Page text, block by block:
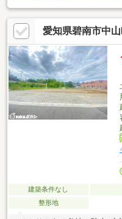
愛知県碧南市中
建築条件なし
整形地